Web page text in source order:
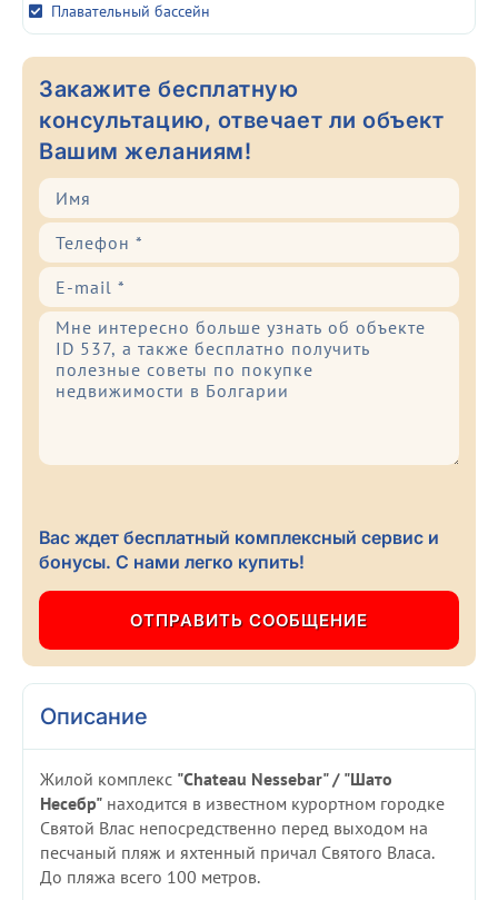
Плавательный бассейн
Закажите бесплатную
консультацию, отвечает ли объект
Вашим желаниям!
Вас ждет бесплатный комплексный сервис и
бонусы. С нами легко купить!
Описание
Жилой комплекс "Chateau Nessebar" / "Шато
Несебр" находится в известном курортном городке
Святой Влас непосредственно перед выходом на
песчаный пляж и яхтенный причал Святого Власа.
До пляжа всего 100 метров.